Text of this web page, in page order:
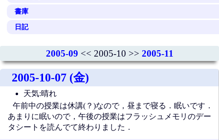
書庫
日記
2005-09 << 2005-10 >> 2005-11
2005-10-07 (金)
天気:晴れ
午前中の授業は休講(？)なので，昼まで寝る．眠いです．
あまりに眠いので，午後の授業はフラッシュメモリのデー
タシートを読んでて終わりました．